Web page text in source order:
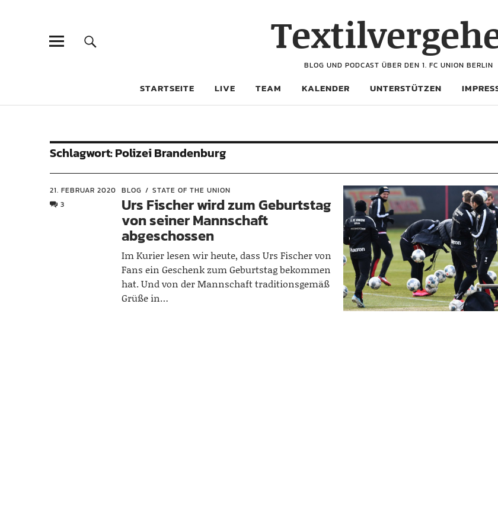
BLOG UND PODCAST ÜBER DEN 1. FC UNION BERLIN
STARTSEITE LIVE TEAM KALENDER UNTERSTÜTZEN
Schlagwort:Polizei Brandenburg
21. FEBRUAR 2020
3
BLOG STATE OF THE UNION
Urs Fischer wird zum Geburtstag
von seiner Mannschaft
abgeschossen
Im Kurier lesen wir heute, dass Urs Fischer von
Fans ein Geschenk zum Geburtstag bekommen
hat. Und von der Mannschaft traditionsgemäß
Grüße in…